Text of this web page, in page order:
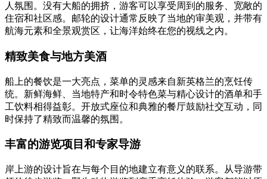
人氛围。没有大船的拥挤，游客可以享受周到的服务、宽敞的
住宿和社区感。邮轮的设计通常反映了当地的审美观，并带有
航海元素和全景观赏区，让海洋始终在您的视线之内。
精致美食与地方美酒
船上的餐饮是一大亮点，菜单的灵感来自新英格兰的烹饪传
统。新鲜海鲜、当地特产和时令特色菜与精心设计的酒单和手
工饮料相得益彰。开放式座位和典雅的餐厅鼓励社交互动，同
时保持了精致而温馨的氛围。
丰富的游览项目和专家导游
岸上游的设计旨在与每个目的地建立有意义的联系。从导游带